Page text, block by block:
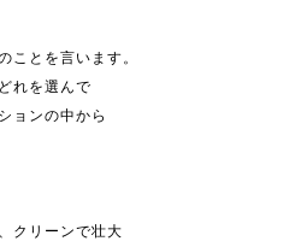
ことを言います。
れを選んで
ョンの中から
クリーンで壮大